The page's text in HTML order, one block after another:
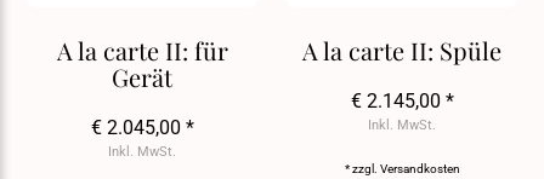
A la carte II: für
Gerät
€ 2.045,00 *
Inkl. MwSt.
A la carte II: Spüle
€ 2.145,00 *
Inkl. MwSt.
* zzgl. Versandkosten